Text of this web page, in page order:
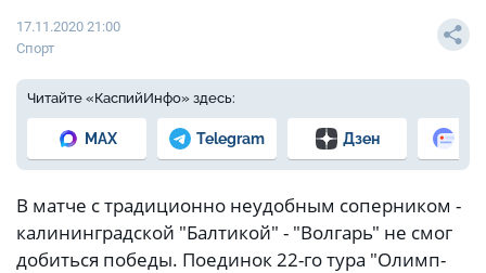
17.11.2020 21:00
Спорт
Читайте «КаспийИнфо» здесь:
MAX Telegram Дзен
В матче с традиционно неудобным соперником -
калининградской "Балтикой" - "Волгарь" не смог
добиться победы. Поединок 22-го тура "Олимп-